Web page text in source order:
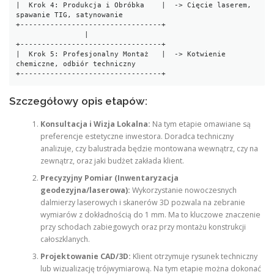
|  Krok 4: Produkcja i Obróbka    |  -> Cięcie laserem,
spawanie TIG, satynowanie
+---------------------------------+
+---------------------------------+
|  Krok 5: Profesjonalny Montaż   |  -> Kotwienie
chemiczne, odbiór techniczny
Szczegółowy opis etapów:
Konsultacja i Wizja Lokalna: Na tym etapie omawiane są
preferencje estetyczne inwestora. Doradca techniczny
analizuje, czy balustrada będzie montowana wewnątrz, czy na
zewnątrz, oraz jaki budżet zakłada klient.
Precyzyjny Pomiar (Inwentaryzacja
geodezyjna/laserowa): Wykorzystanie nowoczesnych
dalmierzy laserowych i skanerów 3D pozwala na zebranie
wymiarów z dokładnością do 1 mm. Ma to kluczowe znaczenie
przy schodach zabiegowych oraz przy montażu konstrukcji
całoszklanych.
Projektowanie CAD/3D: Klient otrzymuje rysunek techniczny
lub wizualizację trójwymiarową. Na tym etapie można dokonać